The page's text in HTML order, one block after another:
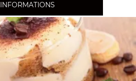
INFORMATIONS